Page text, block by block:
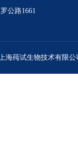
公路1661
海莼试生物技术有限